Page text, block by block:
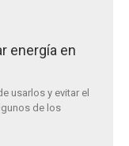
energía en
usarlos y evitar el
de los